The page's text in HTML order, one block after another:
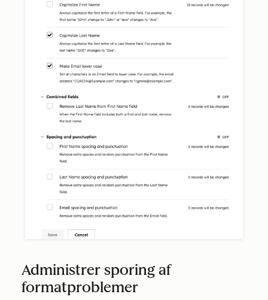
Administrer sporing af
formatproblemer